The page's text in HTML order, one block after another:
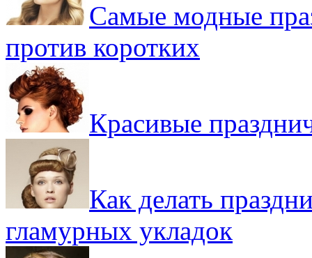
Самые модные
против коротких
Красивые
Как делать
гламурных укладок